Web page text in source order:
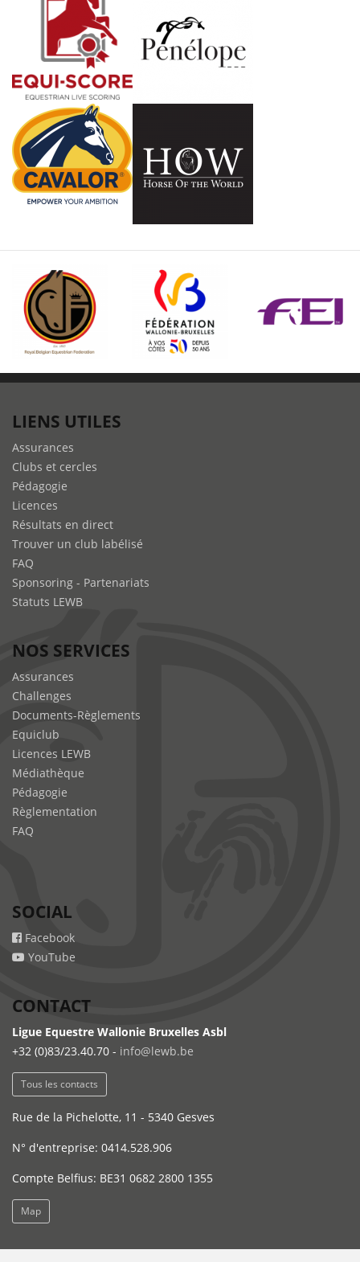
LIENS UTILES
Assurances
Clubs et cercles
Pédagogie
Licences
Résultats en direct
Trouver un club labélisé
FAQ
Sponsoring - Partenariats
Statuts LEWB
NOS SERVICES
Assurances
Challenges
Documents-Règlements
Equiclub
Licences LEWB
Médiathèque
Pédagogie
Règlementation
FAQ
SOCIAL
Facebook
YouTube
CONTACT
Ligue Equestre Wallonie Bruxelles Asbl
+32 (0)83/23.40.70 - info@lewb.be
Tous les contacts
Rue de la Pichelotte, 11 - 5340 Gesves
N° d'entreprise: 0414.528.906
Compte Belfius: BE31 0682 2800 1355
Map